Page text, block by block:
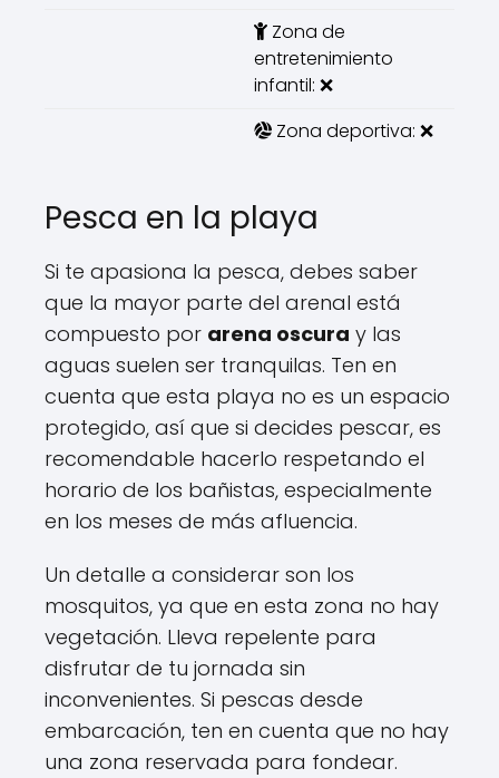
Zona de
entretenimiento
infantil: ❌
Zona deportiva: ❌
Pesca en la playa
Si te apasiona la pesca, debes saber
que la mayor parte del arenal está
compuesto por arena oscura y las
aguas suelen ser tranquilas. Ten en
cuenta que esta playa no es un espacio
protegido, así que si decides pescar, es
recomendable hacerlo respetando el
horario de los bañistas, especialmente
en los meses de más afluencia.
Un detalle a considerar son los
mosquitos, ya que en esta zona no hay
vegetación. Lleva repelente para
disfrutar de tu jornada sin
inconvenientes. Si pescas desde
embarcación, ten en cuenta que no hay
una zona reservada para fondear.